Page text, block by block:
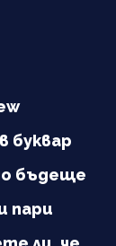
буквар
бъдеще
пари